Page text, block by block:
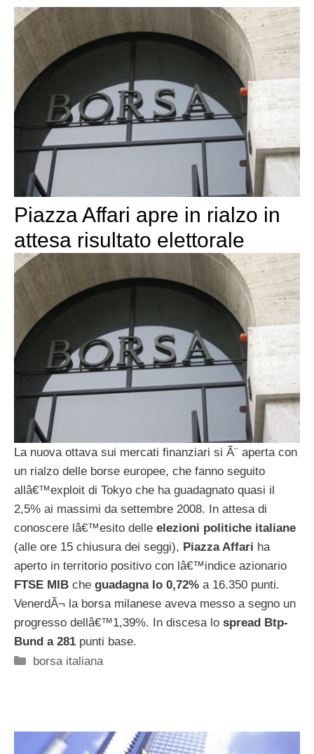
Piazza Affari apre in rialzo in
attesa risultato elettorale
La nuova ottava sui mercati finanziari si Ã¨ aperta con
un rialzo delle borse europee, che fanno seguito
allâ€™exploit di Tokyo che ha guadagnato quasi il
2,5% ai massimi da settembre 2008. In attesa di
conoscere lâ€™esito delle elezioni politiche italiane
(alle ore 15 chiusura dei seggi), Piazza Affari ha
aperto in territorio positivo con lâ€™indice azionario
FTSE MIB che guadagna lo 0,72% a 16.350 punti.
VenerdÃ¬ la borsa milanese aveva messo a segno un
progresso dellâ€™1,39%. In discesa lo spread Btp-
Bund a 281 punti base.
Categorie
borsa italiana